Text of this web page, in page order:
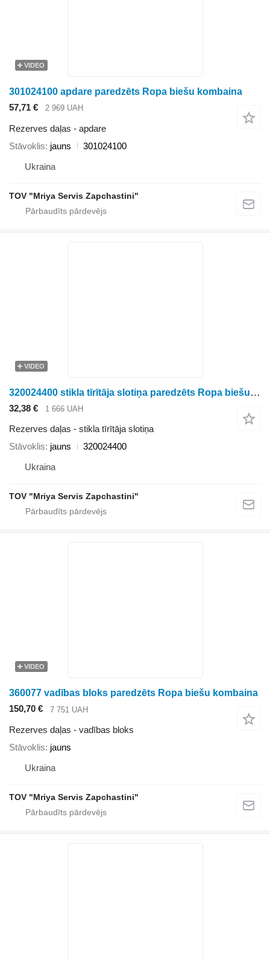
VIDEO
301024100 apdare paredzēts Ropa biešu kombaina
57,71 €
2 969 UAH
Rezerves daļas - apdare
Stāvoklis jauns
301024100
Ukraina
TOV "Mriya Servis Zapchastini"
VIDEO
320024400 stikla tīrītāja slotiņa paredzēts Ropa biešu kombaina
32,38 € 1 666 UAH
Rezerves daļas - stikla tīrītāja slotiņa
Stāvoklis jauns
320024400
Ukraina
TOV "Mriya Servis Zapchastini"
VIDEO
360077 vadības bloks paredzēts Ropa biešu kombaina
150,70 €
7 751 UAH
Rezerves daļas - vadības bloks
Stāvoklis jauns
Ukraina
TOV "Mriya Servis Zapchastini"